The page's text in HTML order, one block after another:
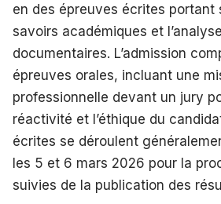
en des épreuves écrites portant
savoirs académiques et
documentaires. L’admission
épreuves orales, incluant une
professionnelle devant un jury
réactivité et l’éthique du
écrites se déroulent
les 5 et 6 mars 2026 pour la
suivies de la publication des